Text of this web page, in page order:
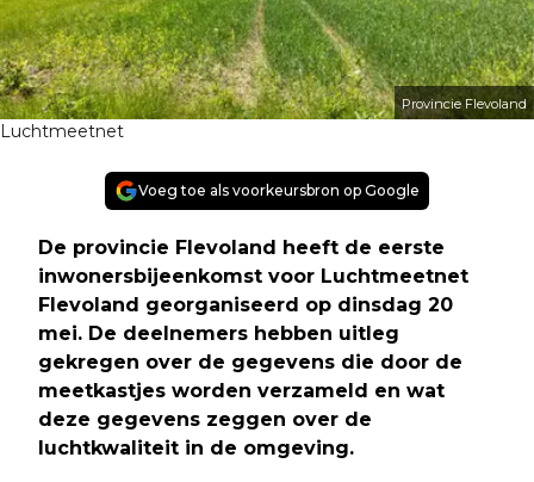
Provincie Flevoland
Luchtmeetnet
Voeg toe als voorkeursbron op Google
De provincie Flevoland heeft de eerste
inwonersbijeenkomst voor Luchtmeetnet
Flevoland georganiseerd op dinsdag 20
mei. De deelnemers hebben uitleg
gekregen over de gegevens die door de
meetkastjes worden verzameld en wat
deze gegevens zeggen over de
luchtkwaliteit in de omgeving.